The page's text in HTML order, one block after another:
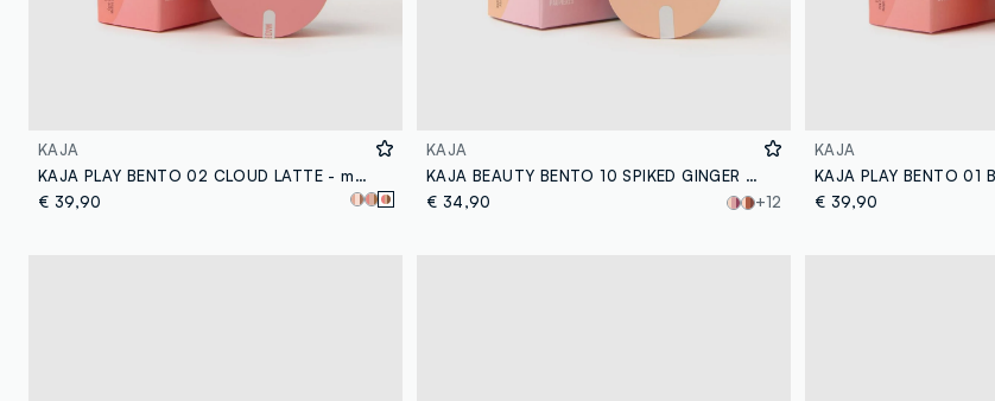
KAJA
KAJA PLAY BENTO 02 CLOUD LATTE - make-up coreano
€ 39,90
KAJA
KAJA BEAUTY BENTO 10 SPIKED GINGER - make-up coreano
€ 34,90
+12
KAJA
€ 39,90